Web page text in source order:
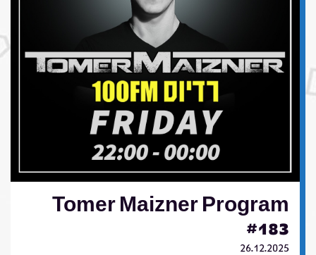
Tomer Maizner Program
#183
26.12.2025